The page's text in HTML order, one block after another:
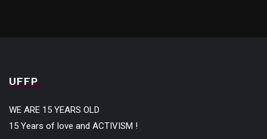
UFFP
WE ARE 15 YEARS OLD
15 Years of love and ACTIVISM !